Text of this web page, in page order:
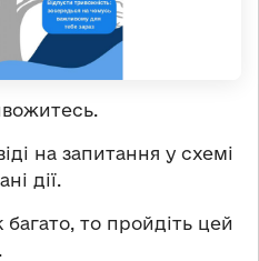
на запитання у схемі
дії.
то пройдіть цей